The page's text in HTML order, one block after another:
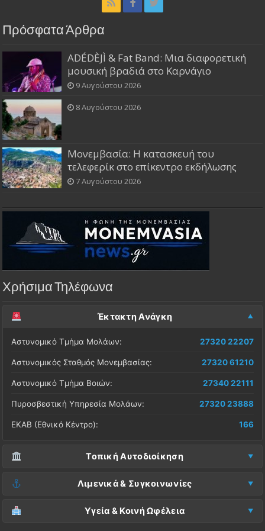
Πρόσφατα Άρθρα
ADÉDÈJÌ & Fat Band: Μια διαφορετική
μουσική βραδιά στο Καρνάγιο
9 Αυγούστου 2026
8 Αυγούστου 2026
Μονεμβασία: Η κατασκευή του
τελεφερίκ στο επίκεντρο εκδήλωσης
7 Αυγούστου 2026
Χρήσιμα Τηλέφωνα
Έκτακτη Ανάγκη
Αστυνομικό Τμήμα Μολάων: 27320 22207
Αστυνομικός Σταθμός Μονεμβασίας: 27320 61210
Αστυνομικό Τμήμα Βοιών: 27340 22111
Πυροσβεστική Υπηρεσία Μολάων: 27320 23888
ΕΚΑΒ (Εθνικό Κέντρο): 166
Τοπική Αυτοδιοίκηση
Δήμος Μονεμβασίας (Έδρα):
Λιμενικά & Συγκοινωνίες
Λιμεναρχείο Μονεμβασίας:
Υγεία & Κοινή Ωφέλεια